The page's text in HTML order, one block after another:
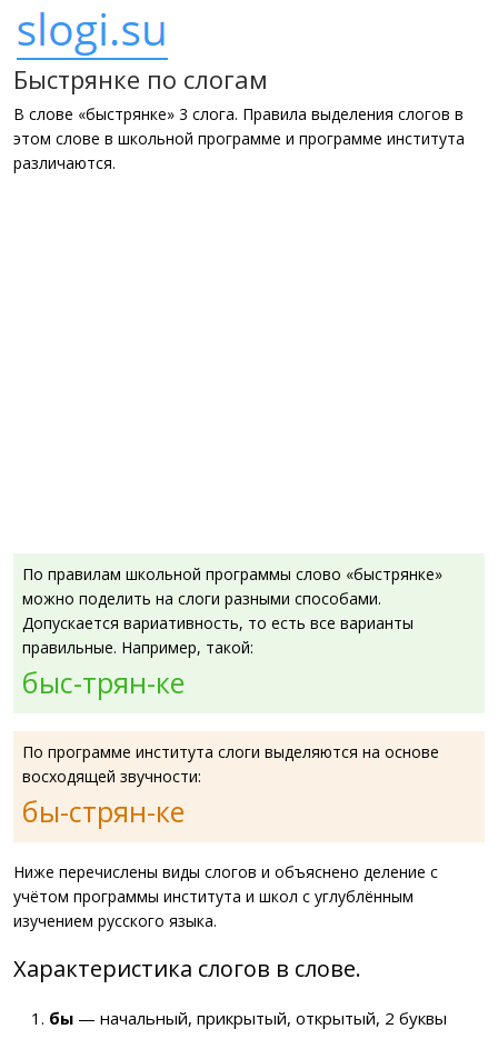
Быстрянке по слогам
В слове «быстрянке» 3 слога. Правила выделения слогов в
этом слове в школьной программе и программе института
различаются.
По правилам школьной программы слово «быстрянке»
можно поделить на слоги разными способами.
Допускается вариативность, то есть все варианты
правильные. Например, такой:
быс-трян-ке
По программе института слоги выделяются на основе
восходящей звучности:
бы-стрян-ке
Ниже перечислены виды слогов и объяснено деление с
учётом программы института и школ с углублённым
изучением русского языка.
Характеристика слогов в слове.
бы — начальный, прикрытый, открытый, 2 буквы